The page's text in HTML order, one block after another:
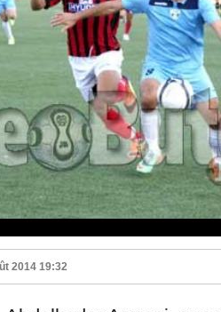
2014 19:32